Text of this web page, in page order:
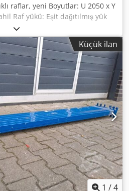
raflar, yeni Boyutlar: U 2050 x Y
Raf yükü: Eşit dağıtılmış yük
#-#-#-#-#-#-#-#-#-#-# Temel
raf dikmesi, 800x3000mm
destekler dahil, plasti̇k
1950 mm, kilitleme pimleri
Dcsdpfscfbyhox Akiek
Küçük ilan
1 /4